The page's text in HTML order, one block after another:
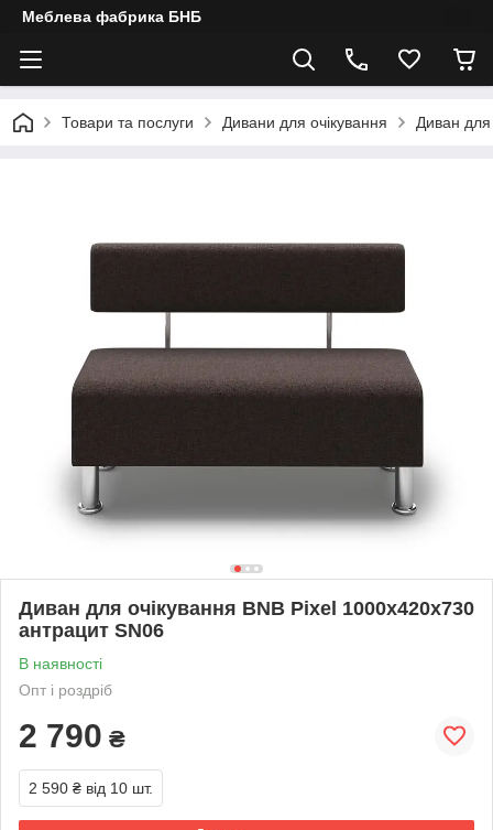
Меблева фабрика БНБ
Товари та послуги Дивани для очікування Диван для
Диван для очікування BNB Pixel 1000x420x730
антрацит SN06
В наявності
Опт і роздріб
2 790 ₴
2 590 ₴ від 10 шт.